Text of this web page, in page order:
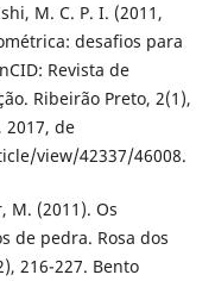
M. C. P. I. (2011,
desafios para
Revista de
Ribeirão Preto, 2(1),
2017, de
view/42337/46008.
M. (2011). Os
de pedra. Rosa dos
216-227. Bento